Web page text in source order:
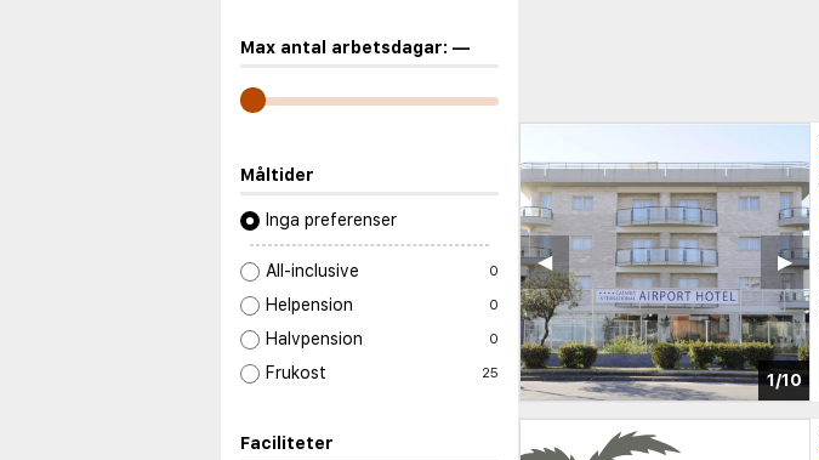
Max antal arbetsdagar: —
Måltider
Inga preferenser
All-inclusive 0
Helpension 0
Halvpension 0
Frukost 25
Faciliteter
1/10
▶︎
◀︎